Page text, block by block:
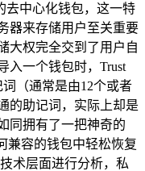
去中心化钱包，这一特
器来存储用户至关重要
大权完全交到了用户自
入一个钱包时，Trust
（通常是由12个或者
的助记词，实际上却是
同拥有了一把神奇的
兼容的钱包中轻松恢复
术层面进行分析，私